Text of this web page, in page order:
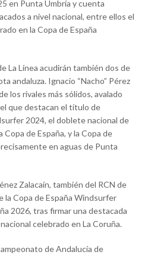
en Punta Umbría y cuenta
a nivel nacional, entre ellos el
en la Copa de España
La Línea acudirán también dos de
andaluza. Ignacio “Nacho” Pérez
los rivales más sólidos, avalado
que destacan el título de
2024, el doblete nacional de
de España, y la Copa de
en aguas de Punta
Zalacaín, también del RCN de
la Copa de España Windsurfer
2026, tras firmar una destacada
celebrado en La Coruña.
de Andalucía de